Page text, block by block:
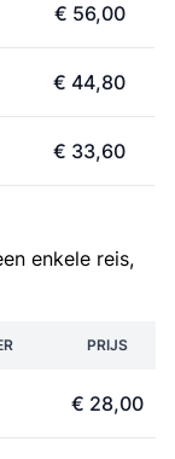
€ 56,00
€ 44,80
€ 33,60
enkele reis,
PRIJS
€ 28,00